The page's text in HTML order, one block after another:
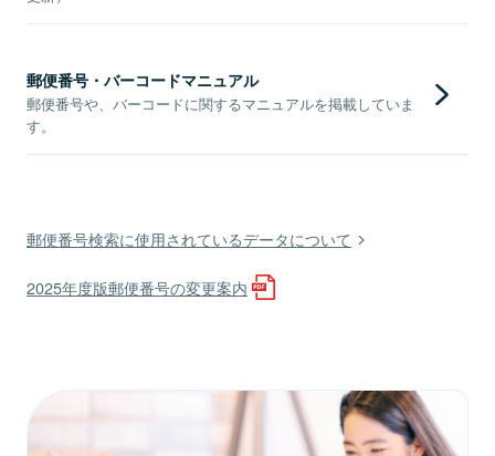
郵便番号・バーコードマニュアル
郵便番号や、バーコードに関するマニュアルを掲載していま
す。
郵便番号検索に使用されているデータについて
2025年度版郵便番号の変更案内